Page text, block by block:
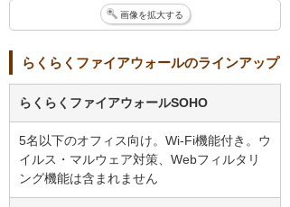
画像を拡大する
らくらくファイアウォールのラインアップ
らくらくファイアウォールSOHO
5名以下のオフィス向け。Wi-Fi機能付き。ウ
イルス・マルウェア対策、Webフィルタリ
ング機能は含まれません